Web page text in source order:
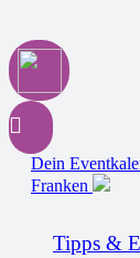
Dein
Franken
Tipps &